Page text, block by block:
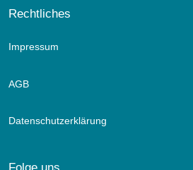
Rechtliches
Impressum
AGB
Datenschutzerklärung